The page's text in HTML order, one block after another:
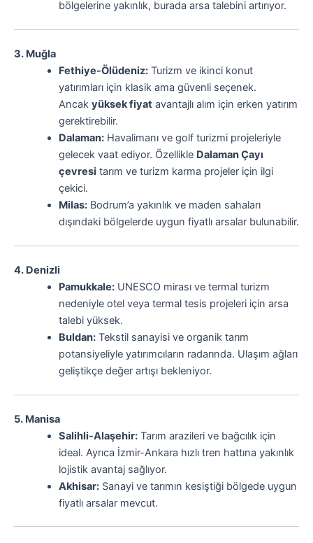
bölgelerine yakınlık, burada arsa talebini artırıyor.
3. Muğla
Fethiye-Ölüdeniz:Turizm ve ikinci konut
yatırımları için klasik ama güvenli seçenek.
Ancak yüksek fiyatavantajlı alım için erken yatırım
gerektirebilir.
Dalaman:Havalimanı ve golf turizmi projeleriyle
gelecek vaat ediyor. Özellikle Dalaman Çayı
çevresi tarım ve turizm karma projeler için ilgi
çekici.
Milas:Bodrum’a yakınlık ve maden sahaları
dışındaki bölgelerde uygun fiyatlı arsalar bulunabilir.
4. Denizli
Pamukkale:UNESCO mirası ve termal turizm
nedeniyle otel veya termal tesis projeleri için arsa
talebi yüksek.
Buldan:Tekstil sanayisi ve organik tarım
potansiyeliyle yatırımcıların radarında. Ulaşım ağları
geliştikçe değer artışı bekleniyor.
5. Manisa
Salihli-Alaşehir:Tarım arazileri ve bağcılık için
ideal. Ayrıca İzmir-Ankara hızlı tren hattına yakınlık
lojistik avantaj sağlıyor.
Akhisar:Sanayi ve tarımın kesiştiği bölgede uygun
fiyatlı arsalar mevcut.